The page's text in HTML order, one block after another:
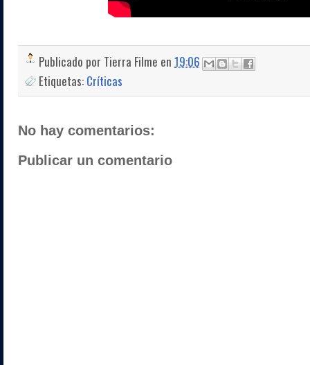
Publicado por Tierra Filme en 19:06
Etiquetas: Críticas
No hay comentarios:
Publicar un comentario